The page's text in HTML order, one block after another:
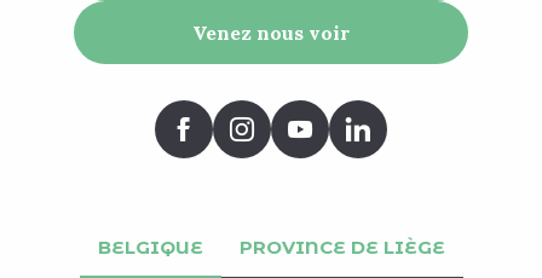
Venez nous voir
BELGIQUE PROVINCE DE LIÈGE